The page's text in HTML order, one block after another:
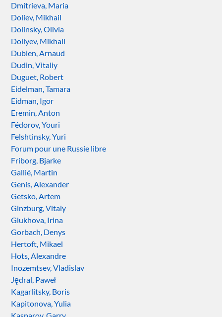
Dmitrieva, Maria
Doliev, Mikhail
Dolinsky, Olivia
Doliyev, Mikhail
Dubien, Arnaud
Dudin, Vitaliy
Duguet, Robert
Eidelman, Tamara
Eidman, Igor
Eremin, Anton
Fédorov, Youri
Felshtinsky, Yuri
Forum pour une Russie libre
Friborg, Bjarke
Gallié, Martin
Genis, Alexander
Getsko, Artem
Ginzburg, Vitaly
Glukhova, Irina
Gorbach, Denys
Hertoft, Mikael
Hots, Alexandre
Inozemtsev, Vladislav
Jędral, Paweł
Kagarlitsky, Boris
Kapitonova, Yulia